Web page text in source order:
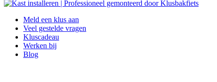
Meld een klus aan
Veel gestelde vragen
Kluscadeau
Werken bij
Blog